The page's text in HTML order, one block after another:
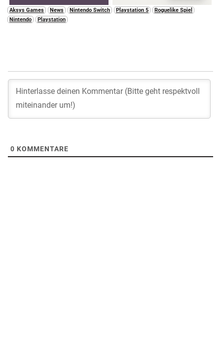
Aksys Games News Nintendo Switch Playstation 5
Roguelike Spiel
Nintendo
Playstation
0 KOMMENTARE